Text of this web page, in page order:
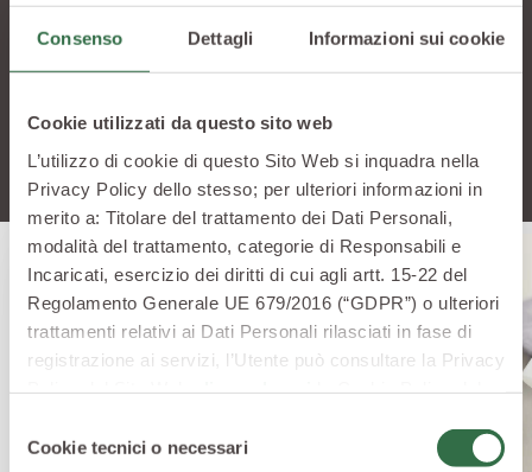
Consenso Dettagli Informazioni sui cookie
Cookie utilizzati da questo sito web
L’utilizzo di cookie di questo Sito Web si inquadra nella
Privacy Policy dello stesso; per ulteriori informazioni in
merito a: Titolare del trattamento dei Dati Personali,
modalità del trattamento, categorie di Responsabili e
Incaricati, esercizio dei diritti di cui agli artt. 15-22 del
Regolamento Generale UE 679/2016 (“GDPR”) o ulteriori
trattamenti relativi ai Dati Personali rilasciati in fase di
registrazione ai servizi, l’Utente può consultare la Privacy
specifiche per i servizi forniti tramite il Sito Web.
delCookie tecnici o necessari